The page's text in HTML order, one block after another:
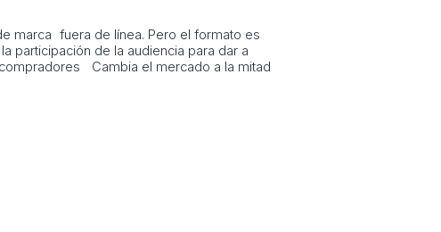
marca fuera de línea. Pero el formato es
participación de la audiencia para dar a
Cambia el mercado a la mitad